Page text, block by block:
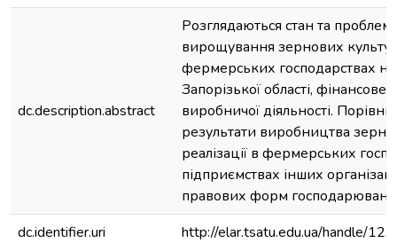
dc.description.abstract
Розглядаються стан та
вирощування зернових
фермерських господарствах
Запорізької області, фінансове
виробничої діяльності.
результати виробництва зерна
реалізації в фермерських
підприємствах інших
правових форм
dc.identifier.uri
http://elar.tsatu.edu.ua/handle/